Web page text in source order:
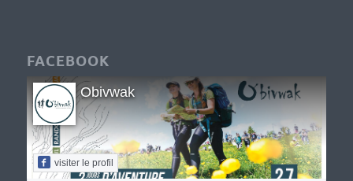
FACEBOOK
Obivwak
visiter le profil